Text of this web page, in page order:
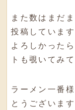
また数はまだ
投稿しています
よろしかったら
トも覗いてみ
ラーメン一番様
とうございます